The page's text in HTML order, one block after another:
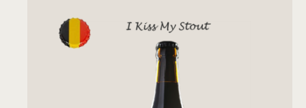
ПРОЧИТАЈ ПОВЕЌЕ